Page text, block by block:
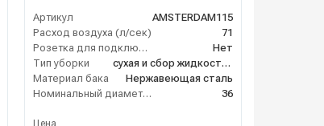
Артикул
AMSTERDAM115
Расход воздуха (л/сек)
71
Розетка для подключения инструмента
Нет
Тип уборки
сухая и сбор жидкостей
Материал бака
Нержавеющая сталь
Номинальный диаметр принадлежностей (мм)
36
Цена